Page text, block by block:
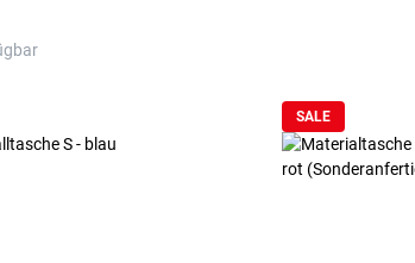
SALE